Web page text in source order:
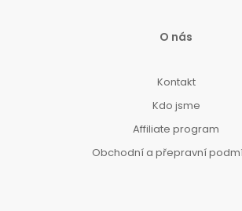
O nás
Kontakt
Kdo jsme
Affiliate program
Obchodní a přepravní